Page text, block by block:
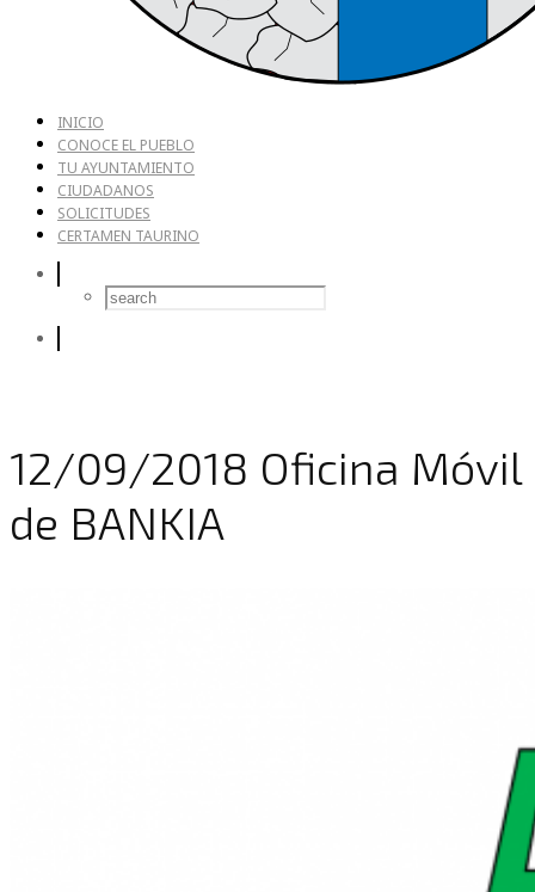
INICIO
CONOCE EL PUEBLO
TU AYUNTAMIENTO
CIUDADANOS
SOLICITUDES
CERTAMEN TAURINO
12/09/2018 Oficina Móvil
de BANKIA